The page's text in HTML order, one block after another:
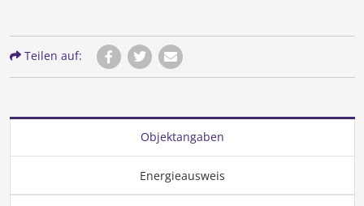
Teilen auf:
Objektangaben
Energieausweis